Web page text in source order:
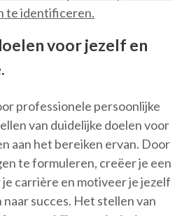
te identificeren.
voor jezelf en
professionele persoonlijke
van duidelijke doelen voor
aan het bereiken ervan. Door
te formuleren, creëer je een
carrière en motiveer je jezelf
succes. Het stellen van